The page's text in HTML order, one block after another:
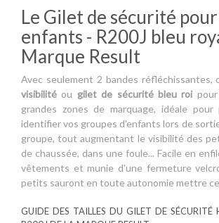
Le Gilet de sécurité
enfants - R200J bleu
Marque Result
Avec seulement 2 bandes réfléchissantes,
visibilité ou gilet de sécurité bleu roi
grandes zones de marquage, idéale pour
identifier vos groupes d'enfants lors de
groupe, tout augmentant le visibilité des
de chaussée, dans une foule... Facile en
vêtements et munie d'une fermeture
petits sauront en toute autonomie mettre ce
GUIDE DES TAILLES DU GILET DE SÉCURITÉ